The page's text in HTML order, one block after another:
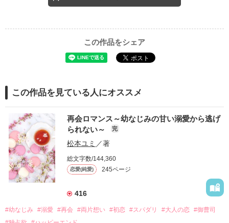
この作品をシェア
この作品を見ている人にオススメ
再会ロマンス～幼なじみの甘い溺愛から逃げ
られない～
完
松本ユミ ／著
総文字数/144,360
恋愛(純愛) 245ページ
416
#幼なじみ #溺愛 #再会 #両片想い #初恋 #スパダリ #大人の恋 #御曹司